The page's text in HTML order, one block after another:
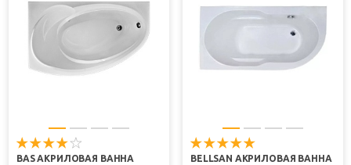
BAS АКРИЛОВАЯ ВАННА
BELLSAN АКРИЛОВАЯ ВАННА